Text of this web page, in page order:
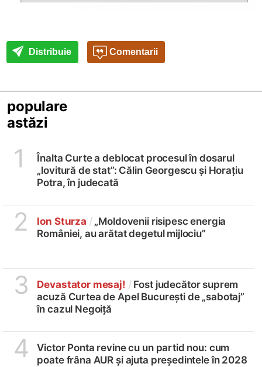
Distribuie Comentarii
populare
astăzi
1
Înalta Curte a deblocat procesul în dosarul
„lovitură de stat”: Călin Georgescu și Horațiu
Potra, în judecată
2 Ion Sturza /„Moldovenii risipesc energia
României, au arătat degetul mijlociu”
3 Devastator mesaj! / Fost judecător suprem
acuză Curtea de Apel București de „sabotaj”
în cazul Negoiță
4
Victor Ponta revine cu un partid nou: cum
poate frâna AUR și ajuta președintele în 2028